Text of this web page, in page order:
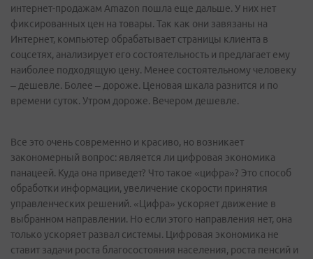
интернет-продажам Amazon пошла еще дальше. У них нет
фиксированных цен на товары. Так как они завязаны на
Интернет, компьютер обрабатывает страницы клиента в
соцсетях, анализирует его состоятельность и предлагает ему
наиболее подходящую цену. Менее состоятельному человеку
– дешевле. Более – дороже. Ценовая шкала разнится и по
времени суток. Утром дороже. Вечером дешевле.
Все это очень современно и красиво, но возникает
закономерный вопрос: является ли цифровая экономика
панацеей. Куда она приведет? Что такое «цифра»? Это способ
обработки информации, увеличение скорости принятия
управленческих решений. «Цифра» ускоряет движение в
выбранном направлении. Но если этого направления нет, она
только ускоряет развал системы. Цифровая экономика не
ставит задачи роста благосостояния населения, роста пенсий и